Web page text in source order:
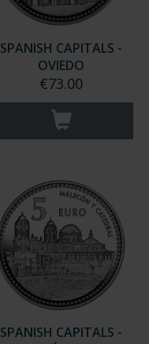
SPANISH CAPITALS -
OVIEDO
€73.00
SPANISH CAPITALS -